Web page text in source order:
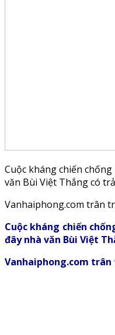
Cuộc kháng chiến
văn Bùi Việt Thắng có
Vanhaiphong.com trân
Cuộc kháng chiến
đây nhà văn Bùi Việt
Vanhaiphong.com